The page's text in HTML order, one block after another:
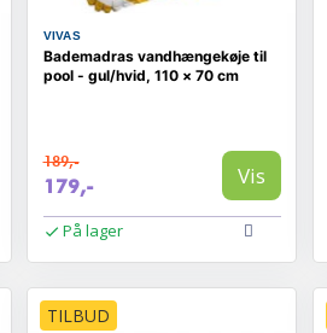
VIVAS
Bademadras vandhængekøje til
pool - gul/hvid, 110 × 70 cm
189,-
179,- Vis
På lager
TILBUD